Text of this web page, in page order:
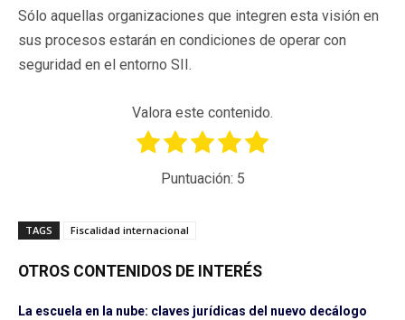
Sólo aquellas organizaciones que integren esta visión en
sus procesos estarán en condiciones de operar con
seguridad en el entorno SII.
Valora este contenido.
Puntuación: 5
TAGS Fiscalidad internacional
OTROS CONTENIDOS DE INTERÉS
La escuela en la nube: claves jurídicas del nuevo decálogo